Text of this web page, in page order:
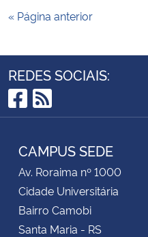
« Página anterior
REDES SOCIAIS:
Facebook
RSS
CAMPUS SEDE
Av. Roraima nº 1000
Cidade Universitária
Bairro Camobi
Santa Maria - RS